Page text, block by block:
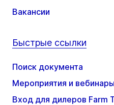
Вакансии
Быстрые ссылки
Поиск документа
Мероприятия и вебинары
Вход для дилеров Farm